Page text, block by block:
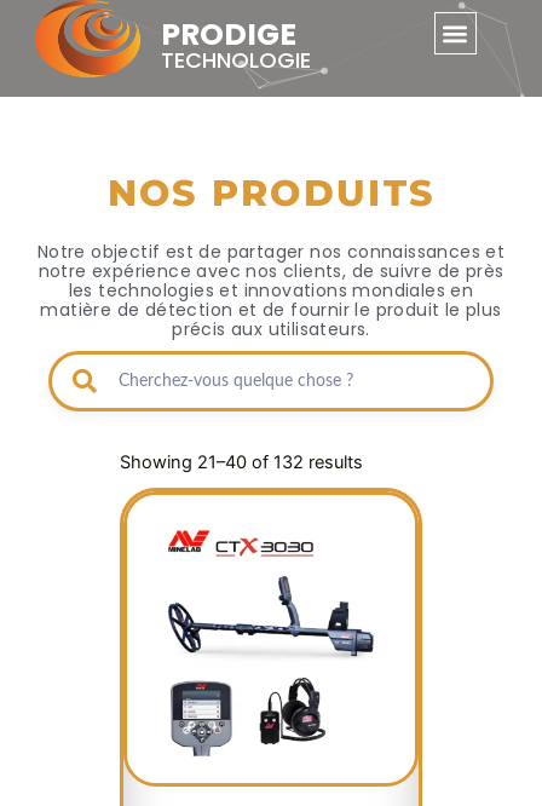
content
PRODIGE
TECHNOLOGIE
NOS PRODUITS
Notre objectif est de partager nos connaissances et
notre expérience avec nos clients, de suivre de près
les technologies et innovations mondiales en
matière de détection et de fournir le produit le plus
précis aux utilisateurs.
Showing 21–40 of 132 results